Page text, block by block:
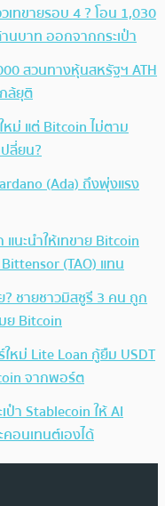
ทขายรอบ 4 ? โอน 1,030
นบาท ออกจากกระเป๋า
สวนทางหุ้นสหรัฐฯ ATH
ล้ยุติ
ม่ แต่ Bitcoin ไม่ตาม
ลี่ยน?
(Ada) ถึงพุ่งแรง
นะนำให้เทขาย Bitcoin
(TAO) แทน
ชายชาวมิสซูรี 3 คน ถูก
ย Bitcoin
หม่ Lite Loan กู้ยืม USDT
จากพอร์ต
ป๋า Stablecoin ให้ AI
อนเทนต์เองได้